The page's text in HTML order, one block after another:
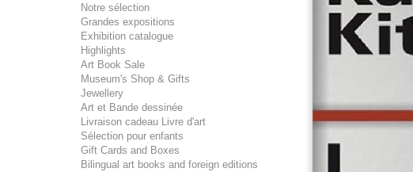
Notre sélection
Grandes expositions
Exhibition catalogue
Highlights
Art Book Sale
Museum's Shop & Gifts
Jewellery
Art et Bande dessinée
Livraison cadeau Livre d'art
Sélection pour enfants
Gift Cards and Boxes
Bilingual art books and foreign editions